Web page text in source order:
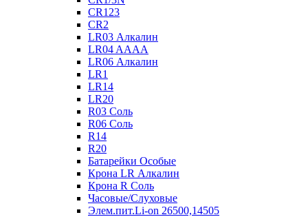
CR123
CR2
LR03 Алкалин
LR04 AAAA
LR06 Алкалин
LR1
LR14
LR20
R03 Соль
R06 Соль
R14
R20
Батарейки Особые
Крона LR Алкалин
Крона R Соль
Часовые/Слуховые
Элем.пит.Li-on 26500,14505